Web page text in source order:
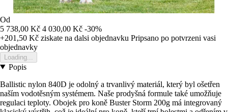
Od
5 738,00 Kč 4 030,00 Kč -30%
+201,50 Kč ziskate na dalsi objednavku Pripsano po potvrzeni vasi
objednavky
Loading...
Popis
Ballistic nylon 840D je odolný a trvanlivý materiál, který byl ošetřen
naším vodotěsným systémem. Naše prodyšná formule také umožňuje
regulaci teploty. Obojek pro koně Buster Storm 200g má integrovaný